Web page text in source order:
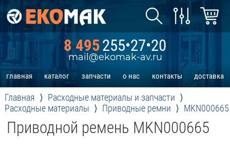
8 495255•27•20
mail@ekomak-av.ru
главная каталог запчасти о нас контакты доставка
Главная
Расходные материалы и запчасти
Расходные материалы
Приводные ремни MKN000665
Приводной ремень MKN000665